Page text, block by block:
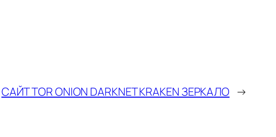
САЙТ TOR ONION DARKNET KRAKEN ЗЕРКАЛО →